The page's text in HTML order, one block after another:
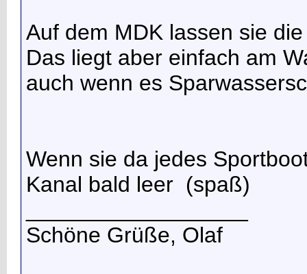
Auf dem MDK lassen sie
Das liegt aber einfach am
auch wenn es
Wenn sie da jedes
Kanal bald leer (spaß)
Schöne Grüße, Olaf